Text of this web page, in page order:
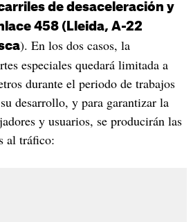
de desaceleración y
458 (Lleida, A-22
). En los dos casos, la
especiales quedará limitada a
durante el periodo de trabajos
desarrollo, y para garantizar la
y usuarios, se producirán las
al tráfico: